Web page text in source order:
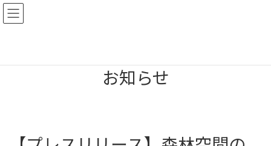
コ
ン
テ
ナ
ビ
ゲ
お知らせ